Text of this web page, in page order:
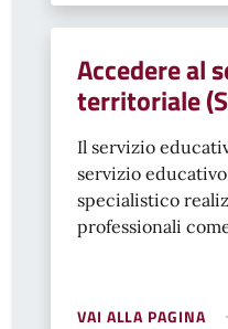
Accedere al
territoriale
Il servizio
servizio educativo
specialistico
professionali
VAI ALLA PAGINA